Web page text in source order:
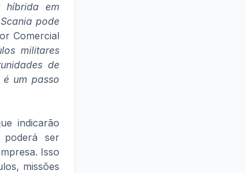
híbrida em
pode
Comercial
militares
de
um passo
indicarão
ser
Isso
missões